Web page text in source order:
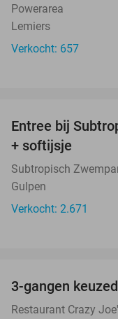
Powerarea
Lemiers
Verkocht: 657
Entree bij
+ softijsje
Subtropisch
Gulpen
Verkocht: 2.671
3-gangen
Restaurant Crazy